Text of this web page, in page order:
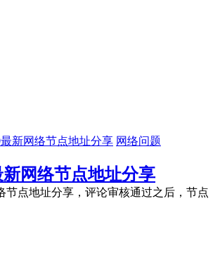
网络问题
新网络节点地址分享
节点地址分享，评论审核通过之后，节点